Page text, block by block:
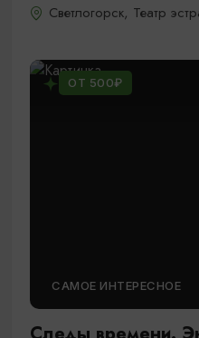
Светлогорск, Театр
ОТ 500₽
САМОЕ ИНТЕРЕСНОЕ